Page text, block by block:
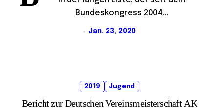
Bundeskongress 2004...
Jan. 23, 2020
2019 Jugend
Bericht zur Deutschen Vereinsmeisterschaft AK